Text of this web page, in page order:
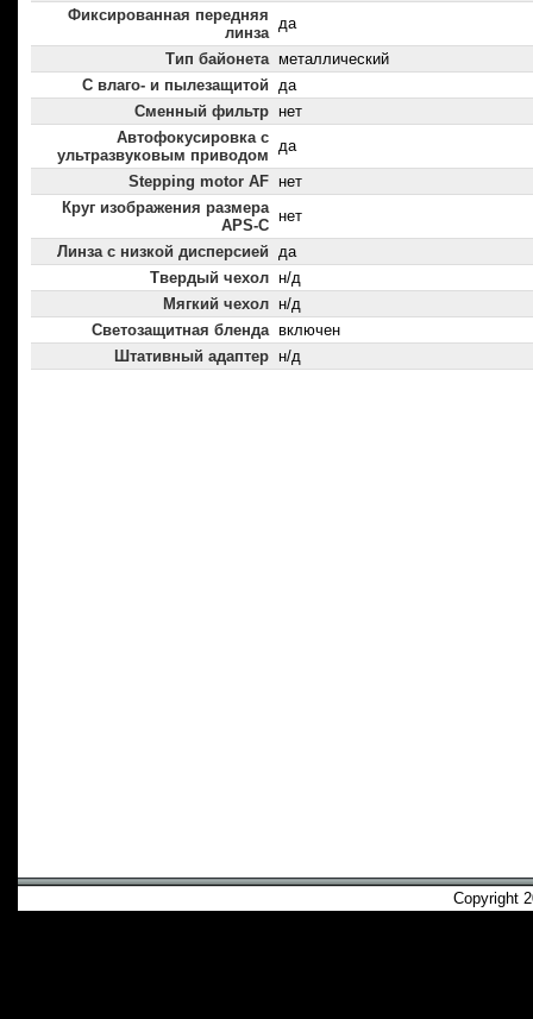
Фиксированная передняя
линза
да
Тип байонета металлический
С влаго- и пылезащитой да
Сменный фильтр нет
Автофокусировка с
ультразвуковым приводом
да
Stepping motor AF нет
Круг изображения размера
APS-C
нет
Линза с низкой дисперсией да
Твердый чехол н/д
Мягкий чехол н/д
Светозащитная бленда включен
Штативный адаптер н/д
Copyright